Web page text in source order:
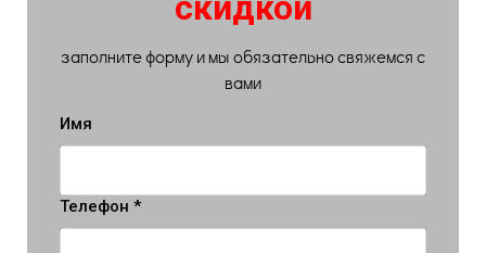
заполните форму и мы обязательно свяжемся с
вами
Имя
Телефон *